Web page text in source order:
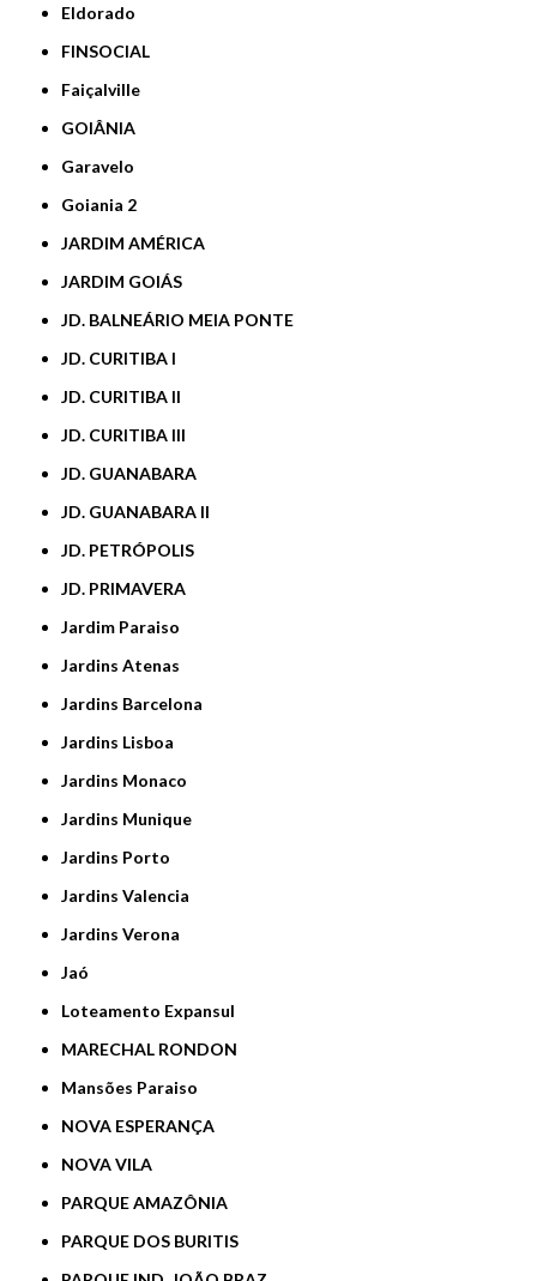
Eldorado
FINSOCIAL
Faiçalville
GOIÂNIA
Garavelo
Goiania 2
JARDIM AMÉRICA
JARDIM GOIÁS
JD. BALNEÁRIO MEIA PONTE
JD. CURITIBA I
JD. CURITIBA II
JD. CURITIBA III
JD. GUANABARA
JD. GUANABARA II
JD. PETRÓPOLIS
JD. PRIMAVERA
Jardim Paraiso
Jardins Atenas
Jardins Barcelona
Jardins Lisboa
Jardins Monaco
Jardins Munique
Jardins Porto
Jardins Valencia
Jardins Verona
Jaó
Loteamento Expansul
MARECHAL RONDON
Mansões Paraiso
NOVA ESPERANÇA
NOVA VILA
PARQUE AMAZÔNIA
PARQUE DOS BURITIS